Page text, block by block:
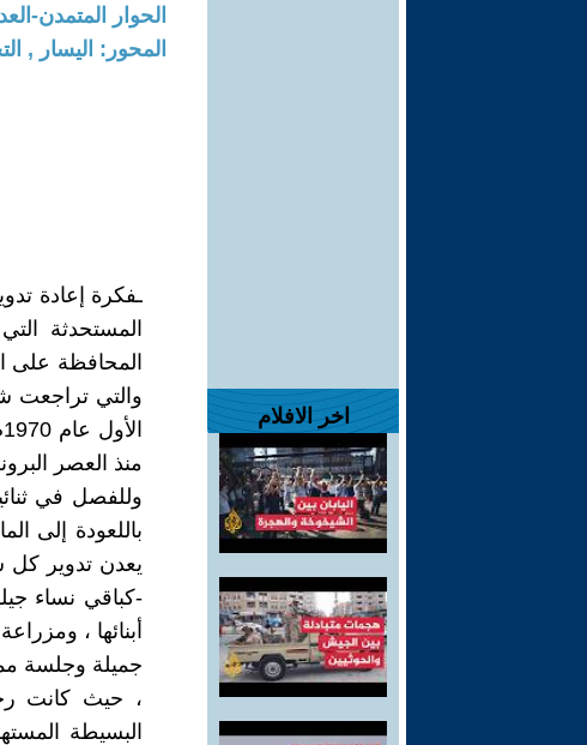
اخر الافلام
الحوار المتمدن-العدد: 6829 - 2021 / 3 / 2
المحور: اليسار ,
ـفكرة إعادة
المستحدثة
المحافظة على
والتي تراجعت
منذ العصر
وللفصل في
باللعودة إلى
يعدن تدوير كل
-كباقي نساء
أبنائها ،
جميلة وجلسة
، حيث كانت
البسيطة